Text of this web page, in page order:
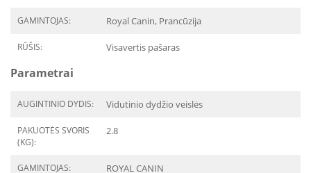
GAMINTOJAS: Royal Canin, Prancūzija
RŪŠIS: Visavertis pašaras
Parametrai
AUGINTINIO DYDIS: Vidutinio dydžio veislės
PAKUOTĖS SVORIS
(KG):
2.8
GAMINTOJAS: ROYAL CANIN